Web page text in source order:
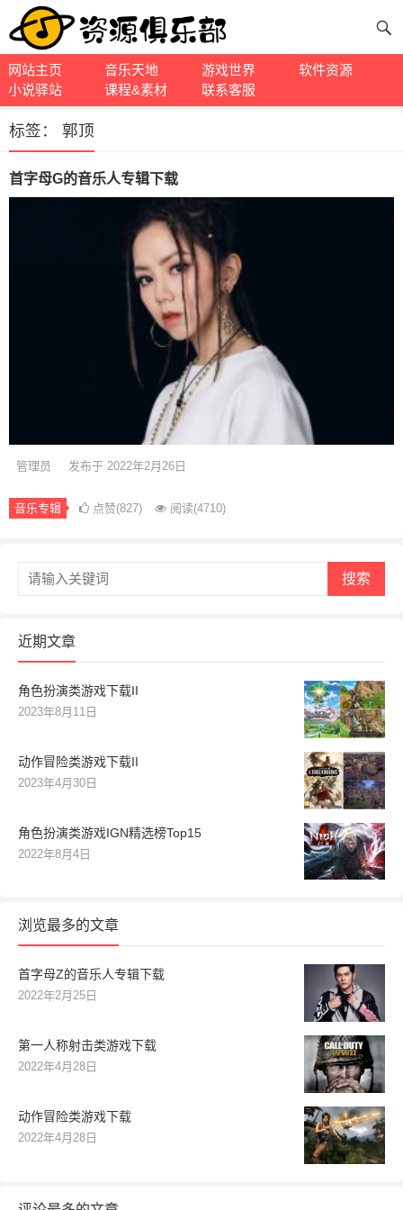
网站主页 音乐天地 游戏世界
软件资源
小说驿站
课程&素材 联系客服
标签： 郭顶
首字母G的音乐人专辑下载
管理员 发布于 2022年2月26日
音乐专辑 点赞(827) 阅读(4710)
搜索
近期文章
角色扮演类游戏下载II
2023年8月11日
动作冒险类游戏下载II
2023年4月30日
角色扮演类游戏IGN精选榜Top15
2022年8月4日
浏览最多的文章
首字母Z的音乐人专辑下载
2022年2月25日
第一人称射击类游戏下载
2022年4月28日
动作冒险类游戏下载
2022年4月28日